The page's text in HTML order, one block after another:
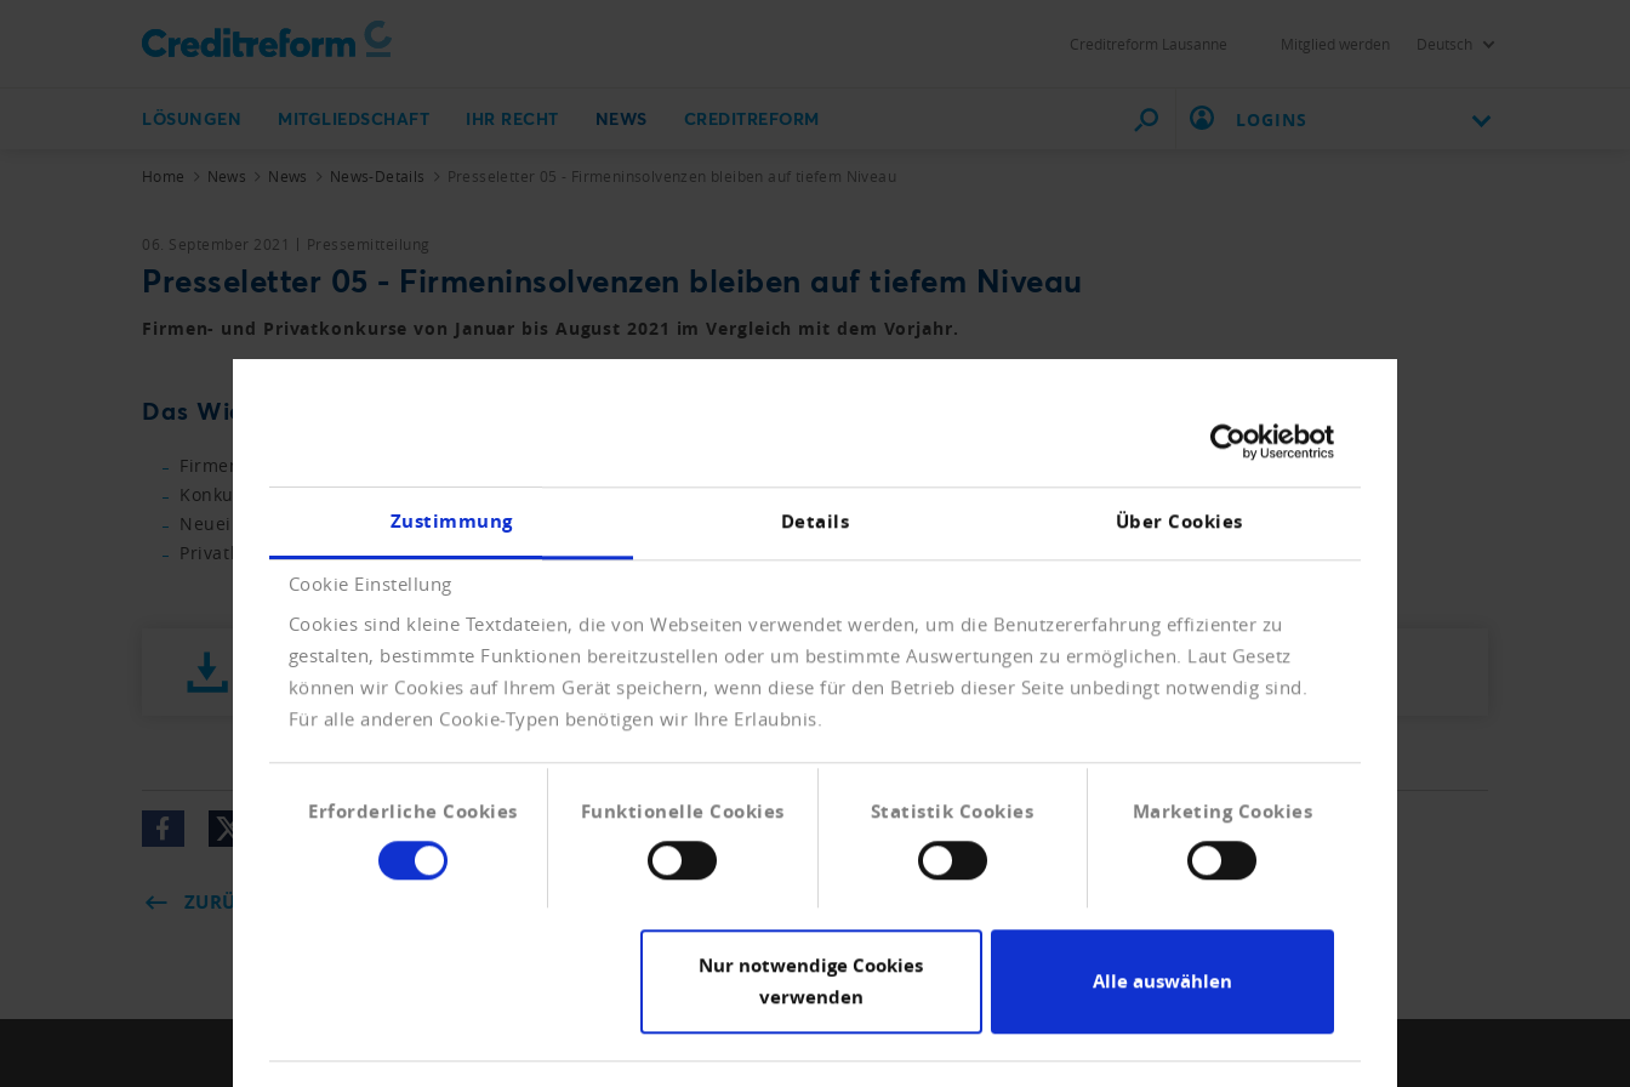
Zustimmung Details Über Cookies
Cookie Einstellung
Cookies sind kleine Textdateien, die von Webseiten verwendet werden, um die Benutzererfahrung effizienter zu
gestalten, bestimmte Funktionen bereitzustellen oder um bestimmte Auswertungen zu ermöglichen. Laut Gesetz
können wir Cookies auf Ihrem Gerät speichern, wenn diese für den Betrieb dieser Seite unbedingt notwendig sind.
Für alle anderen Cookie-Typen benötigen wir Ihre Erlaubnis.
Erforderliche Cookies Funktionelle Cookies Statistik Cookies Marketing Cookies
Nur notwendige Cookies
verwenden
Alle auswählen
Creditreform Lausanne Mitglied werden Deutsch
LÖSUNGEN MITGLIEDSCHAFT IHR RECHT NEWS CREDITREFORM LOGINS
Home News News News-Details Presseletter 05 - Firmeninsolvenzen bleiben auf tiefem Niveau
06. September 2021 Pressemitteilung
Presseletter 05 - Firmeninsolvenzen bleiben auf tiefem Niveau
Firmen- und Privatkonkurse von Januar bis August 2021 im Vergleich mit dem Vorjahr.
Das Wichtigste in Kürze.
Firmenkonkurse mit leichter Zunahme zum Vorjahr.
Konkurswelle wird weiterhin hinausgeschoben.
Neueintragungen brechen alle bisherigen Rekorde; Bestätigung des Aufschwungs.
Privatkonkurse nehmen weiter zu, finanzielle Not könnte weiter steigen.
Presseletter_2021_05.pdf (497 KB)
ZURÜCK